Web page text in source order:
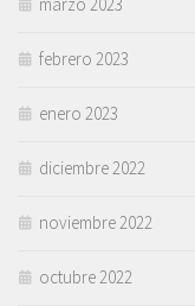
febrero 2023
enero 2023
diciembre 2022
noviembre 2022
octubre 2022